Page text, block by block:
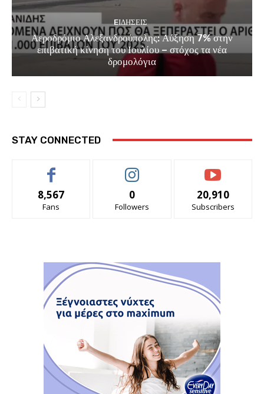
EΙΔΗΣΕΙΣ
Αεροδρόμιο Αλεξανδρούπολης: Αύξηση 7% στην
επιβατική κίνηση του Ιουλίου – στόχος τα νέα
δρομολόγια
STAY CONNECTED
8,567
Fans
0
Followers
20,910
Subscribers